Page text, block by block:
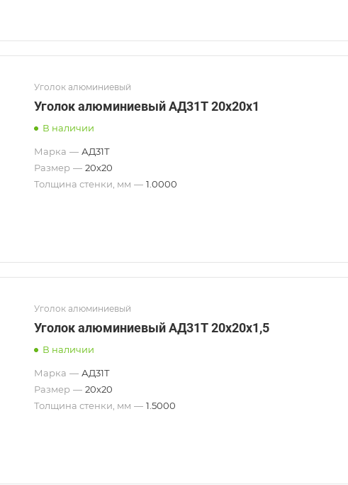
Уголок алюминиевый
Уголок алюминиевый АД31Т 20х20х1
В наличии
Марка — АД31Т
Размер — 20х20
Толщина стенки, мм — 1.0000
Уголок алюминиевый
Уголок алюминиевый АД31Т 20х20х1,5
В наличии
Марка — АД31Т
Размер — 20х20
Толщина стенки, мм — 1.5000